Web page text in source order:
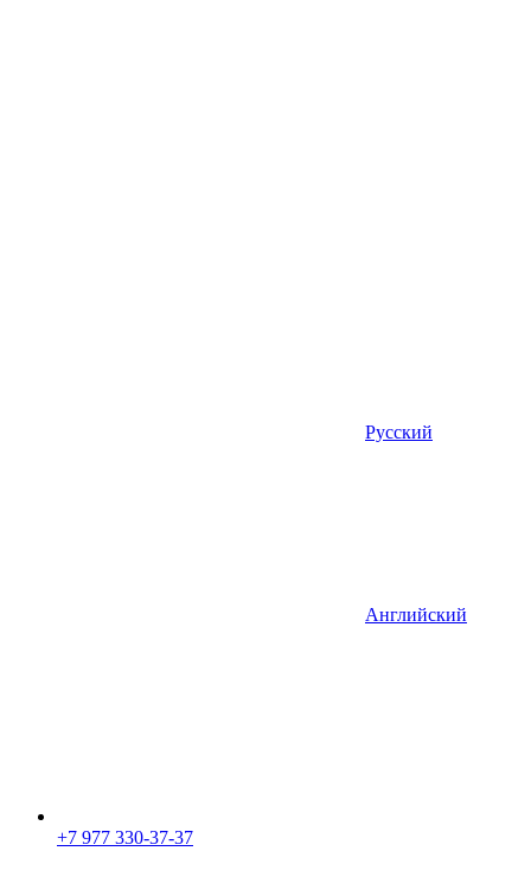
Русский
Английский
+7 977 330-37-37